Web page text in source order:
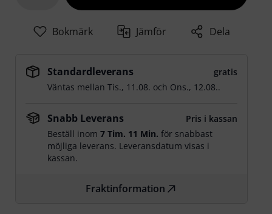
Bokmärk Jämför Dela
Standardleverans
gratis
Väntas mellanTis., 11.08. och Ons., 12.08..
Snabb Leverans
Pris i kassan
Beställ inom7 Tim. 11 Min. för snabbast
möjliga leverans. Leveransdatum visas i
kassan.
Fraktinformation